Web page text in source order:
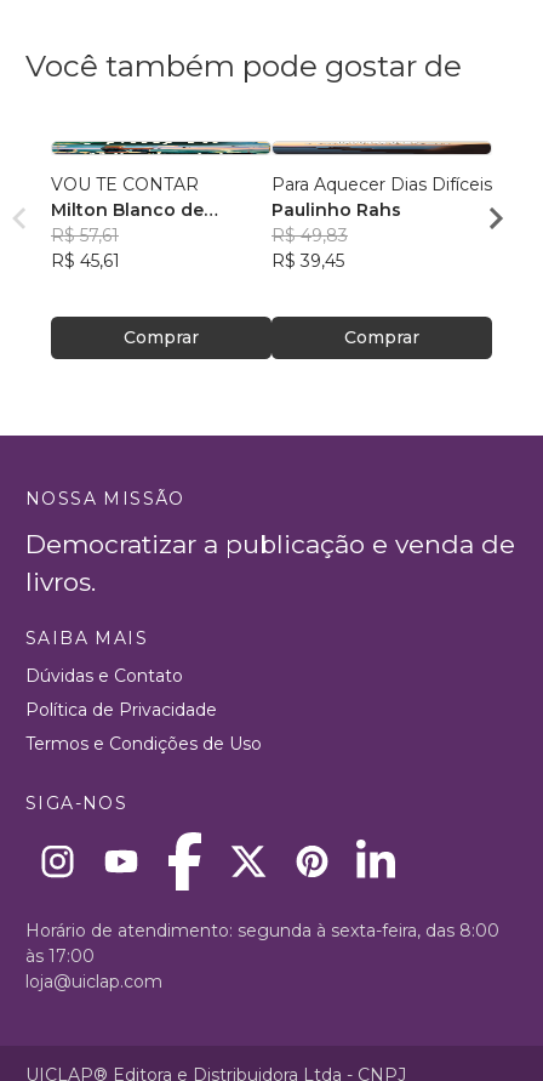
Você também pode gostar de
VOU TE CONTAR
Milton Blanco de
Abrunhosa Trindade
Filho
R$ 57,61
R$ 45,61
Comprar
Para Aquecer Dias Difíceis
Paulinho Rahs
R$ 49,83
R$ 39,45
Comprar
em
NOSSA MISSÃO
Democratizar a publicação e venda de
livros.
SAIBA MAIS
Dúvidas e Contato
Política de Privacidade
Termos e Condições de Uso
SIGA-NOS
Horário de atendimento: segunda à sexta-feira, das 8:00
às 17:00
loja@uiclap.com
UICLAP® Editora e Distribuidora Ltda - CNPJ